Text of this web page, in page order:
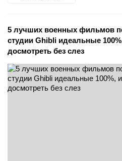
5 лучших военных фильмов
студии Ghibli идеальные
досмотреть без слез